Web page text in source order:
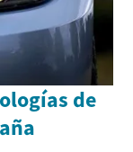
de